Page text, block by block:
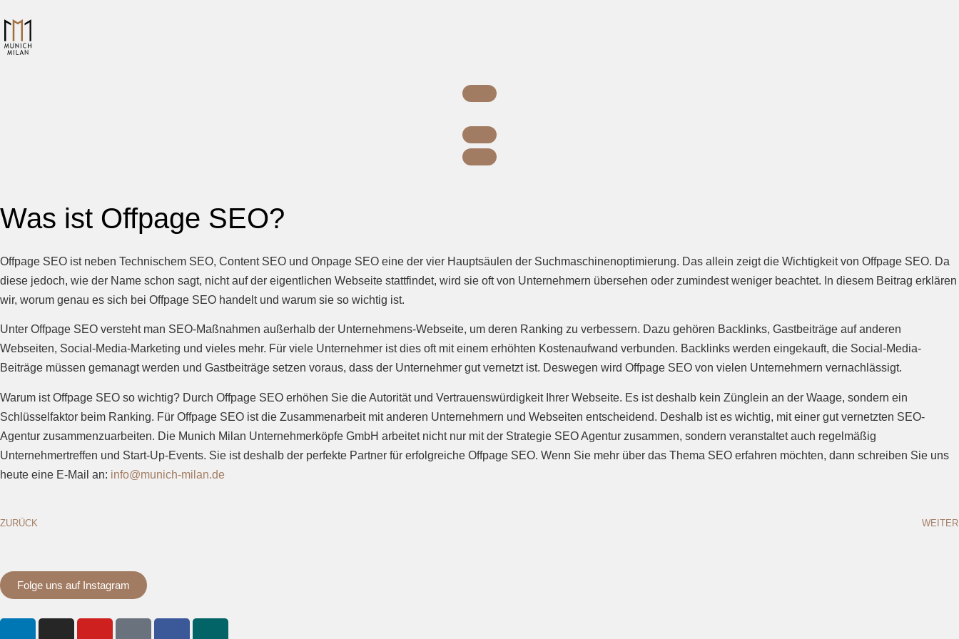
Was ist Offpage SEO?
Offpage SEO ist neben Technischem SEO, Content SEO und Onpage SEO eine der vier Hauptsäulen der Suchmaschinenoptimierung. Das allein zeigt die Wichtigkeit von Offpage SEO. Da
diese jedoch, wie der Name schon sagt, nicht auf der eigentlichen Webseite stattfindet, wird sie oft von Unternehmern übersehen oder zumindest weniger beachtet. In diesem Beitrag erklären
wir, worum genau es sich bei Offpage SEO handelt und warum sie so wichtig ist.
Unter Offpage SEO versteht man SEO-Maßnahmen außerhalb der Unternehmens-Webseite, um deren Ranking zu verbessern. Dazu gehören Backlinks, Gastbeiträge auf anderen
Webseiten, Social-Media-Marketing und vieles mehr. Für viele Unternehmer ist dies oft mit einem erhöhten Kostenaufwand verbunden. Backlinks werden eingekauft, die Social-Media-
Beiträge müssen gemanagt werden und Gastbeiträge setzen voraus, dass der Unternehmer gut vernetzt ist. Deswegen wird Offpage SEO von vielen Unternehmern vernachlässigt.
Warum ist Offpage SEO so wichtig? Durch Offpage SEO erhöhen Sie die Autorität und Vertrauenswürdigkeit Ihrer Webseite. Es ist deshalb kein Zünglein an der Waage, sondern ein
Schlüsselfaktor beim Ranking. Für Offpage SEO ist die Zusammenarbeit mit anderen Unternehmern und Webseiten entscheidend. Deshalb ist es wichtig, mit einer gut vernetzten SEO-
Agentur zusammenzuarbeiten. Die Munich Milan Unternehmerköpfe GmbH arbeitet nicht nur mit der Strategie SEO Agentur zusammen, sondern veranstaltet auch regelmäßig
Unternehmertreffen und Start-Up-Events. Sie ist deshalb der perfekte Partner für erfolgreiche Offpage SEO. Wenn Sie mehr über das Thema SEO erfahren möchten, dann schreiben Sie uns
heute eine E-Mail an: info@munich-milan.de
ZURÜCK WEITER
Folge uns auf Instagram